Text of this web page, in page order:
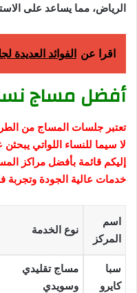
الرياض، مما يساعد على
اقرا عن الفوائد العديدة
أفضل مساج
تعتبر جلسات المساج من
لا سيما للنساء اللواتي
إليكم قائمة بأفضل مراكز
خدمات عالية الجودة وتجربة
اسم
المركز
نوع الخدمة
سبا
كايرو
مساج تقليدي
وسويدي